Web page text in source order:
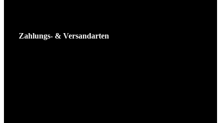
Zahlungs- & Versandarten